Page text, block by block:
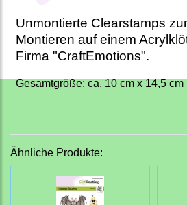
Unmontierte Clearstamps
Montieren auf einem
Firma "CraftEmotions".
Gesamtgröße: ca. 10 cm x 14,5 cm
Ähnliche Produkte: